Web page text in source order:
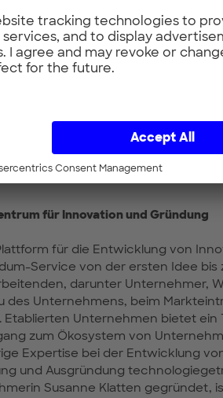
für Innovation und Gründung
für die Entwicklung von
Service von der ersten Idee bis
darunter Unternehmer,
des Unternehmens, beim
Etablierten Unternehmen bietet ein
zum Ökosystem von
Expertise bei der Entwicklung
und Ausgründung
Susanne Klatten gegründet,